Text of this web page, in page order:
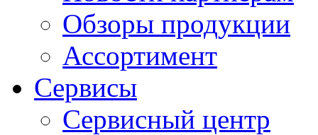
Обзоры продукции
Ассортимент
Сервисы
Сервисный центр